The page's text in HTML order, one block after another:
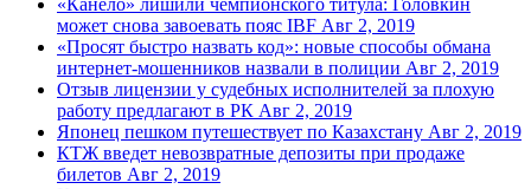
может снова завоевать пояс IBF Авг 2, 2019
«Просят быстро назвать код»: новые способы обмана
интернет-мошенников назвали в полиции Авг 2, 2019
Отзыв лицензии у судебных исполнителей за плохую
работу предлагают в РК Авг 2, 2019
Японец пешком путешествует по Казахстану Авг 2, 2019
КТЖ введет невозвратные депозиты при продаже
билетов Авг 2, 2019